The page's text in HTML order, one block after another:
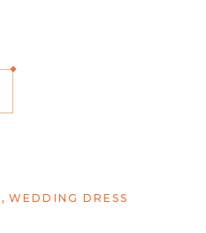
,WEDDING DRESS